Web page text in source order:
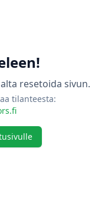
resetoida sivun.
tilanteesta: